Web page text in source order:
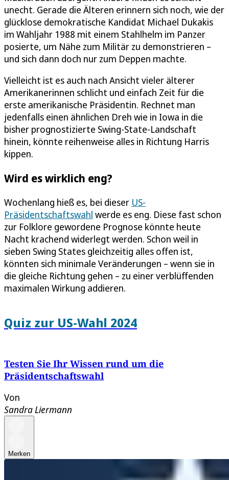
unecht. Gerade die Älteren erinnern sich noch, wie der
glücklose demokratische Kandidat Michael Dukakis
im Wahljahr 1988 mit einem Stahlhelm im Panzer
posierte, um Nähe zum Militär zu demonstrieren –
und sich dann doch nur zum Deppen machte.
Vielleicht ist es auch nach Ansicht vieler älterer
Amerikanerinnen schlicht und einfach Zeit für die
erste amerikanische Präsidentin. Rechnet man
jedenfalls einen ähnlichen Dreh wie in Iowa in die
bisher prognostizierte Swing-State-Landschaft
hinein, könnte reihenweise alles in Richtung Harris
kippen.
Wird es wirklich eng?
Wochenlang hieß es, bei dieser US-
Präsidentschaftswahl werde es eng. Diese fast schon
zur Folklore gewordene Prognose könnte heute
Nacht krachend widerlegt werden. Schon weil in
sieben Swing States gleichzeitig alles offen ist,
könnten sich minimale Veränderungen – wenn sie in
die gleiche Richtung gehen – zu einer verblüffenden
maximalen Wirkung addieren.
Quiz zur US-Wahl 2024
Testen Sie Ihr Wissen rund um die
Präsidentschaftswahl
Von
Sandra Liermann
Merken